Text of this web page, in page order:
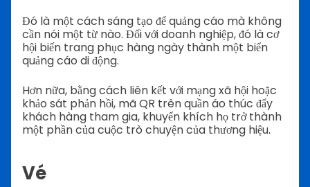
Đó là một cách sáng tạo để quảng cáo mà không
cần nói một từ nào. Đối với doanh nghiệp, đó là cơ
hội biến trang phục hàng ngày thành một biển
quảng cáo di động.
Hơn nữa, bằng cách liên kết với mạng xã hội hoặc
khảo sát phản hồi, mã QR trên quần áo thúc đẩy
khách hàng tham gia, khuyến khích họ trở thành
một phần của cuộc trò chuyện của thương hiệu.
Vé